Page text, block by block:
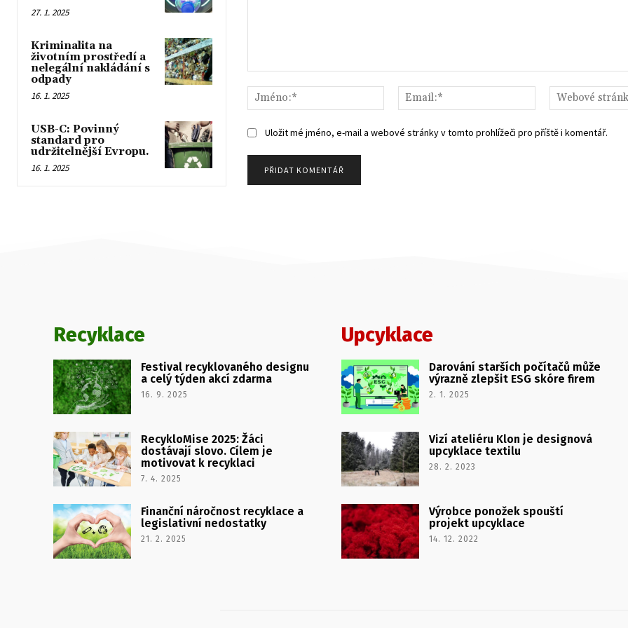
27. 1. 2025
Kriminalita na
životním prostředí a
nelegální nakládání s
odpady
16. 1. 2025
USB-C: Povinný
standard pro
udržitelnější Evropu.
16. 1. 2025
Jméno:*
Email:*
Uložit mé jméno, e-mail a webové stránky v tomto prohlížeči pro příště i komentář.
Recyklace
Festival recyklovaného designu
a celý týden akcí zdarma
16. 9. 2025
RecykloMise 2025: Žáci
dostávají slovo. Cílem je
motivovat k recyklaci
7. 4. 2025
Finanční náročnost recyklace a
legislativní nedostatky
21. 2. 2025
Upcyklace
Darování starších počítačů může
výrazně zlepšit ESG skóre firem
2. 1. 2025
Vizí ateliéru Klon je designová
upcyklace textilu
28. 2. 2023
Výrobce ponožek spouští
projekt upcyklace
14. 12. 2022